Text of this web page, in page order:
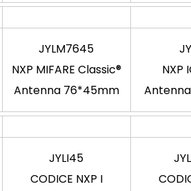
JYLM7645
NXP MIFARE Classic®
Antenna 76*45mm
NXP
JYLI45
CODICE NXP I